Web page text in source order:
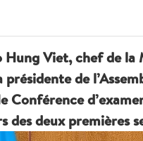
Hung Viet, chef de
de
Conférence
des deux premières